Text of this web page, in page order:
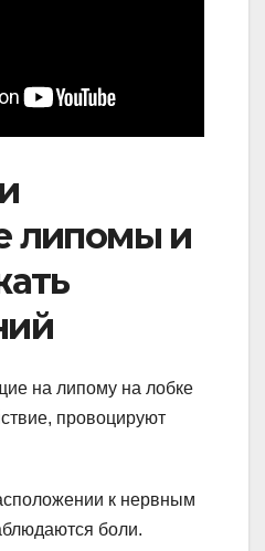
липомы и
на липому на лобке
провоцируют
к нервным
боли.